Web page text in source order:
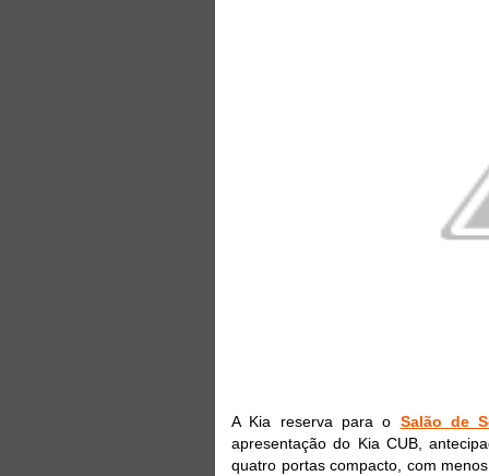
A Kia reserva para o Salão de
apresentação do Kia CUB,
quatro portas compacto, com